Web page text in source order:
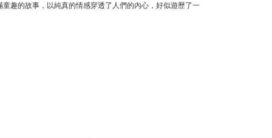
趣的故事，以純真的情感穿透了人們的內心，好似遊歷了一